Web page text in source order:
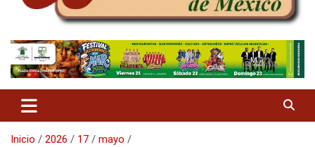
d
Agenda Informativa
Inicio 2026 17
mayo